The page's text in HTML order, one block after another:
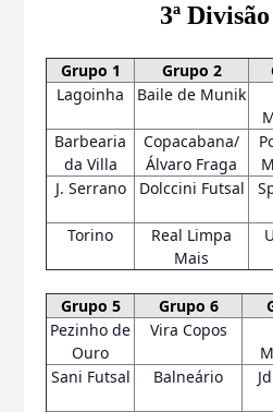
3ª
Grupo 1 Grupo 2
Lagoinha
Baile de Munik
Barbearia
da Villa
Copacabana/
Álvaro Fraga
J. Serrano Dolccini Futsal
Torino
Real Limpa
Mais
Grupo 5 Grupo 6
Pezinho de
Ouro
Vira Copos
Sani Futsal Balneário